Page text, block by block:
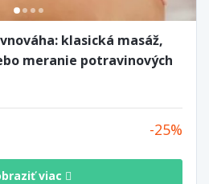
klasická masáž,
meranie potravinových
25
viac